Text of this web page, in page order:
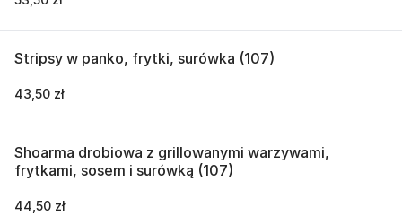
Stripsy w panko, frytki, surówka (107)
43,50 zł
Shoarma drobiowa z grillowanymi warzywami,
frytkami, sosem i surówką (107)
44,50 zł